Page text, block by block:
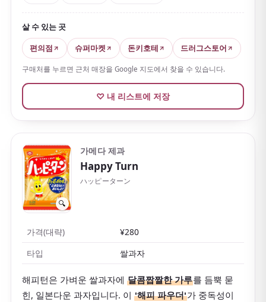
행 중에도 즐기기 좋습니다.
살 수 있는 곳
편의점
슈퍼마켓 돈키호테 드러그스토어
구매처를 누르면 근처 매장을 Google 지도에서 찾을 수 있습니다.
♡ 내 리스트에 저장
🔍
가메다 제과
Happy Turn
ハッピーターン
가격(대략)
¥280
타입
쌀과자
해피턴은 가벼운 쌀과자에 달콤짭짤한 가루를 듬뿍 묻
힌, 일본다운 과자입니다. 이 '해피 파우더'가 중독성이